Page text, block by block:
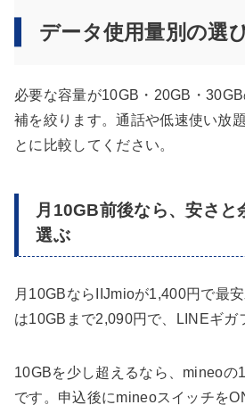
データ使用量別の選
必要な容量が10GB・20GB・
補を絞ります。通話や低速使い放
とに比較してください。
月10GB前後なら、安さと
選ぶ
月10GBならIIJmioが1,400円で最
は10GBまで2,090円で、LINEギガ
10GBを少し超えるなら、mineoの
です。申込後にmineoスイッチを